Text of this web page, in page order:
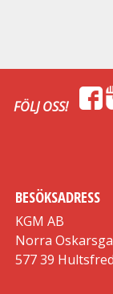
FÖLJ OSS!
BESÖKSADRESS
KGM AB
Norra
577 39